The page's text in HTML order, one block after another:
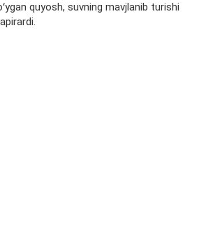
quyosh, suvning mavjlanib turishi